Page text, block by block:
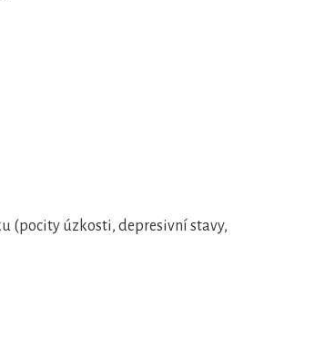
(pocity úzkosti, depresivní stavy,